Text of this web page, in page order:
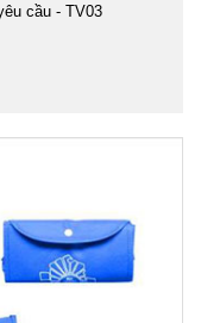
cầu - TV03